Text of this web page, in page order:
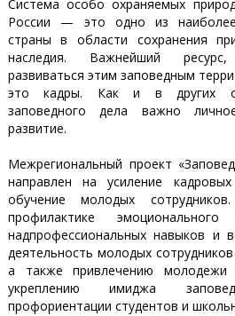
Система особо охраняемых
России — это одно из
страны в области сохранения
наследия. Важнейший
развиваться этим заповедным
это кадры. Как и в других
заповедного дела важно
развитие.
Межрегиональный проект
направлен на усиление
обучение молодых
профилактике
надпрофессиональных навыков и
деятельность молодых
а также привлечению молодежи
укреплению имиджа
профориентации студентов и